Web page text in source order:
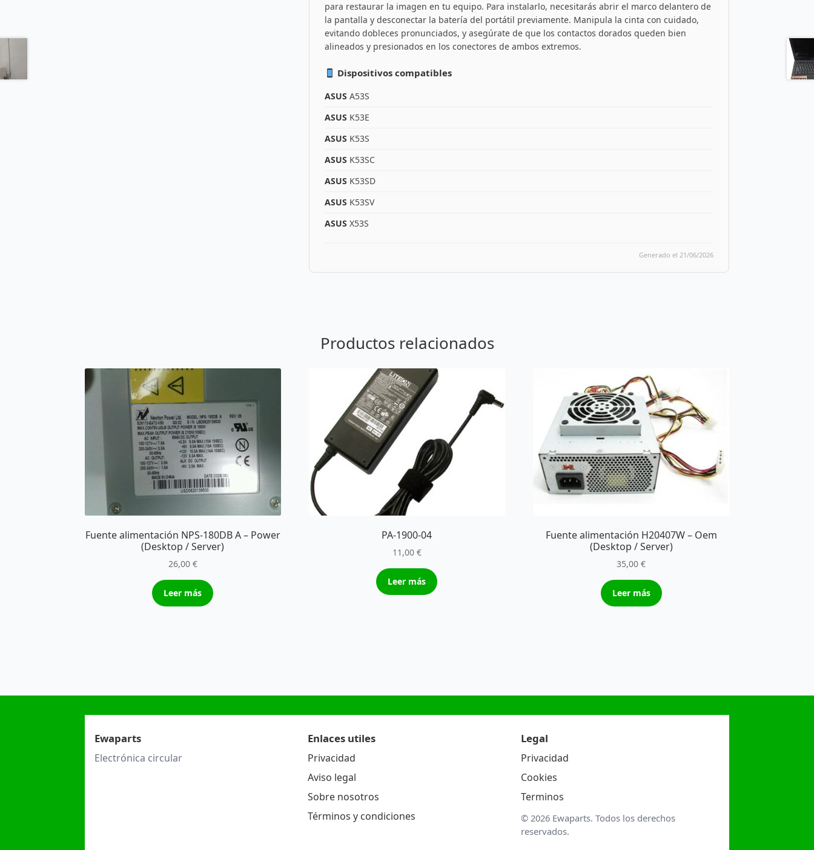
para restaurar la imagen en tu equipo. Para instalarlo, necesitarás abrir el marco delantero de
la pantalla y desconectar la batería del portátil previamente. Manipula la cinta con cuidado,
evitando dobleces pronunciados, y asegúrate de que los contactos dorados queden bien
alineados y presionados en los conectores de ambos extremos.
Dispositivos compatibles
ASUS A53S
ASUS K53E
ASUS K53S
ASUS K53SC
ASUS K53SD
ASUS K53SV
ASUS X53S
Generado el 21/06/2026
Productos relacionados
Fuente alimentación NPS-180DB A – Power
(Desktop / Server)
26,00 €
Leer más
PA-1900-04
11,00 €
Leer más
Fuente alimentación H20407W – Oem
(Desktop / Server)
35,00€
Leer más
Ewaparts
Electrónica circular
Enlaces utiles
Privacidad
Aviso legal
Sobre nosotros
Términos y condiciones
Legal
Privacidad
Cookies
Terminos
© 2026 Ewaparts. Todos los derechos
reservados.